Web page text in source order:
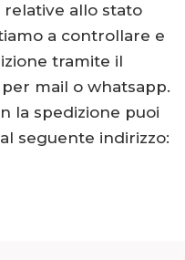
allo stato
a controllare e
tramite il
mail o whatsapp.
la spedizione puoi
seguente indirizzo: